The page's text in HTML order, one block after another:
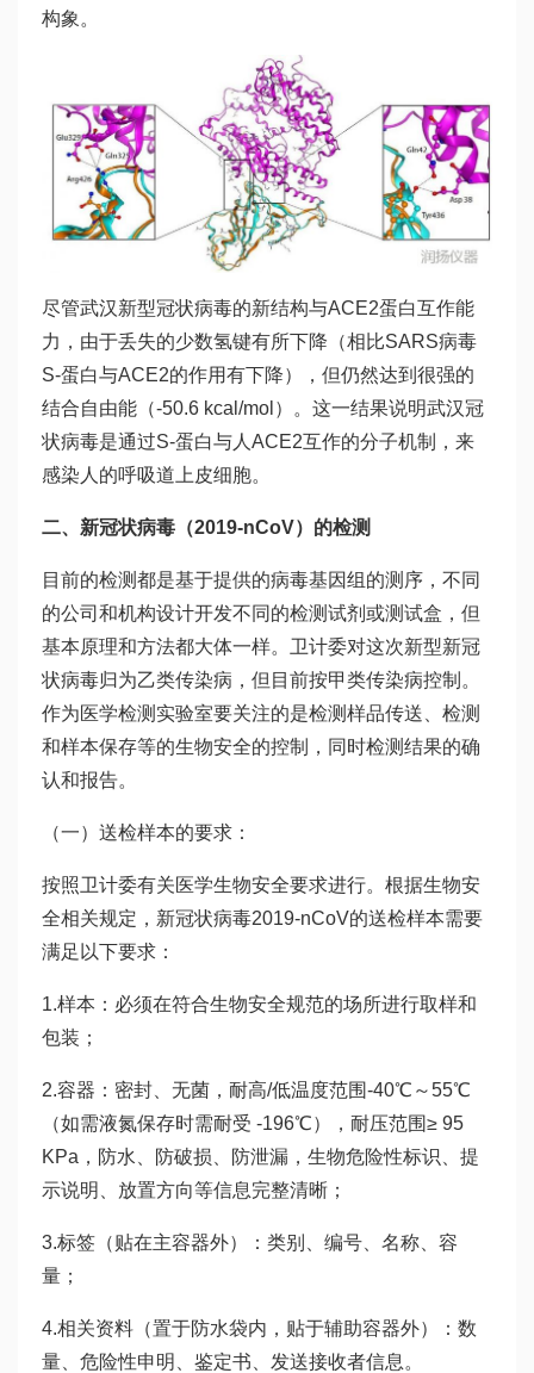
构象。
尽管武汉新型冠状病毒的新结构与ACE2蛋白互作能
力，由于丢失的少数氢键有所下降（相比SARS病毒
S-蛋白与ACE2的作用有下降），但仍然达到很强的
结合自由能（-50.6 kcal/mol）。这一结果说明武汉冠
状病毒是通过S-蛋白与人ACE2互作的分子机制，来
感染人的呼吸道上皮细胞。
二、新冠状病毒（2019-nCoV）的检测
目前的检测都是基于提供的病毒基因组的测序，不同
的公司和机构设计开发不同的检测试剂或测试盒，但
基本原理和方法都大体一样。卫计委对这次新型新冠
状病毒归为乙类传染病，但目前按甲类传染病控制。
作为医学检测实验室要关注的是检测样品传送、检测
和样本保存等的生物安全的控制，同时检测结果的确
认和报告。
（一）送检样本的要求：
按照卫计委有关医学生物安全要求进行。根据生物安
全相关规定，新冠状病毒2019-nCoV的送检样本需要
满足以下要求：
1.样本：必须在符合生物安全规范的场所进行取样和
包装；
2.容器：密封、无菌，耐高/低温度范围-40℃～55℃
（如需液氮保存时需耐受 -196℃），耐压范围≥ 95
KPa，防水、防破损、防泄漏，生物危险性标识、提
示说明、放置方向等信息完整清晰；
3.标签（贴在主容器外）：类别、编号、名称、容
量；
4.相关资料（置于防水袋内，贴于辅助容器外）：数
量、危险性申明、鉴定书、发送接收者信息。